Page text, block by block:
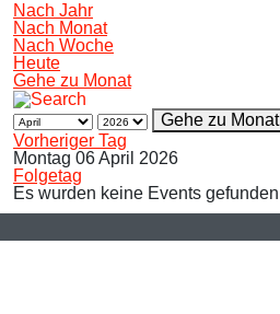
Nach Jahr
Nach Monat
Nach Woche
Heute
Gehe zu Monat
Gehe zu Monat
Vorheriger Tag
Montag 06 April 2026
Folgetag
Es wurden keine Events gefunden